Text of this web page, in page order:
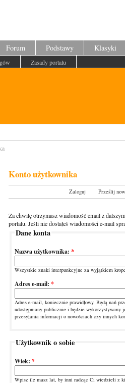
Forum Podstawy Klasyki
Zasady portalu
Konto użytkownika
Zaloguj Prześlij
Za chwilę otrzymasz wiadomość email z
portalu. Jeśli nie dostałeś wiadomości e-mail
Dane konta
Nazwa użytkownika:*
Wszystkie znaki interpunkcyjne za wyjątkiem
Adres e-mail:*
Adres e-mail, koniecznie prawidłowy. Będą nań
udostępniany publicznie i będzie wykorzystywany
przesyłania informacji o nowościach czy innych
Użytkownik o sobie
Wiek:*
Wpisz ile masz lat, by inni radząc Ci wiedzieli z